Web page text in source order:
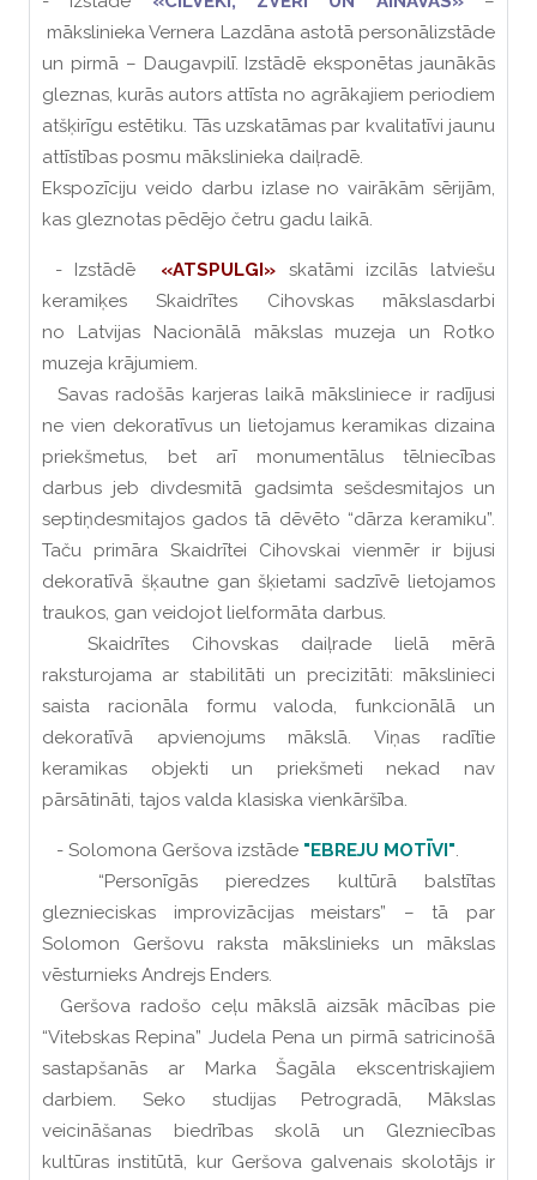
mākslinieka Vernera Lazdāna astotā personālizstāde
un pirmā – Daugavpilī. Izstādē eksponētas jaunākās
gleznas, kurās autors attīsta no agrākajiem periodiem
atšķirīgu estētiku. Tās uzskatāmas par kvalitatīvi jaunu
attīstības posmu mākslinieka daiļradē.
Ekspozīciju veido darbu izlase no vairākām sērijām,
kas gleznotas pēdējo četru gadu laikā.
- Izstādē «ATSPULGI» skatāmi izcilās latviešu
keramiķes Skaidrītes Cihovskas mākslasdarbi
no Latvijas Nacionālā mākslas muzeja un Rotko
muzeja krājumiem.
Savas radošās karjeras laikā māksliniece ir radījusi
ne vien dekoratīvus un lietojamus keramikas dizaina
priekšmetus, bet arī monumentālus tēlniecības
darbus jeb divdesmitā gadsimta sešdesmitajos un
septiņdesmitajos gados tā dēvēto “dārza keramiku”.
Taču primāra Skaidrītei Cihovskai vienmēr ir bijusi
dekoratīvā šķautne gan šķietami sadzīvē lietojamos
traukos, gan veidojot lielformāta darbus.
Skaidrītes Cihovskas daiļrade lielā mērā
raksturojama ar stabilitāti un precizitāti: mākslinieci
saista racionāla formu valoda, funkcionālā un
dekoratīvā apvienojums mākslā. Viņas radītie
keramikas objekti un priekšmeti nekad nav
pārsātināti, tajos valda klasiska vienkāršība.
- Solomona Geršova izstāde "EBREJU MOTĪVI"
“Personīgās pieredzes kultūrā balstītas
gleznieciskas improvizācijas meistars” – tā par
Solomon Geršovu raksta mākslinieks un mākslas
vēsturnieks Andrejs Enders.
Geršova radošo ceļu mākslā aizsāk mācības pie
“Vitebskas Repina” Judela Pena un pirmā satricinošā
sastapšanās ar Marka Šagāla ekscentriskajiem
darbiem. Seko studijas Petrogradā, Mākslas
veicināšanas biedrības skolā un Glezniecības
kultūras institūtā, kur Geršova galvenais skolotājs ir